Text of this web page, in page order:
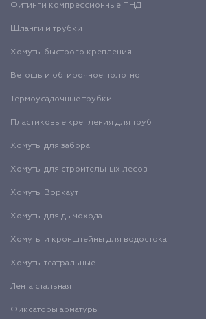
Фитинги компрессионные ПНД
Шланги и трубки
Хомуты быстрого крепления
Ветошь и обтирочное полотно
Термоусадочные трубки
Пластиковые крепления для труб
Хомуты для забора
Хомуты для строительных лесов
Хомуты Воркаут
Хомуты для дымохода
Хомуты и кронштейны для водостока
Хомуты театральные
Лента стальная
Фиксаторы арматуры